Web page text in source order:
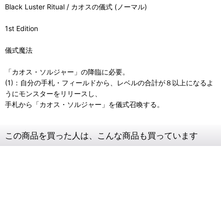
Black Luster Ritual / カオスの儀式 (ノーマル)
1st Edition
儀式魔法
「カオス・ソルジャー」の降臨に必要。
(1)：自分の手札・フィールドから、レベルの合計が８以上になるよ
うにモンスターをリリースし、
手札から「カオス・ソルジャー」を儀式召喚する。
この商品を買った人は、こんな商品も買っています